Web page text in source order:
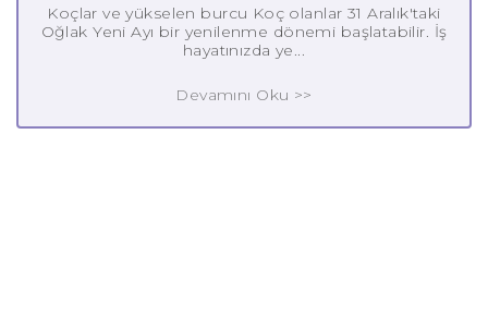
Koçlar ve yükselen burcu Koç olanlar 31 Aralık'taki
Oğlak Yeni Ayı bir yenilenme dönemi başlatabilir. İş
hayatınızda ye...
Devamını Oku >>